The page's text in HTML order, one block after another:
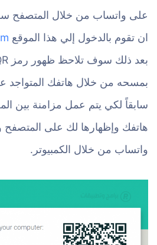
على واتساب من خلال المتصفح
ان تقوم بالدخول إلي هذا الموقع
بمسحه من خلال هاتفك المتواجد
سابقاً لكي يتم عمل مزامنة بين
هاتفك وإظهارها لك على المتصفح
واتساب من خلال الكمبيوتر.